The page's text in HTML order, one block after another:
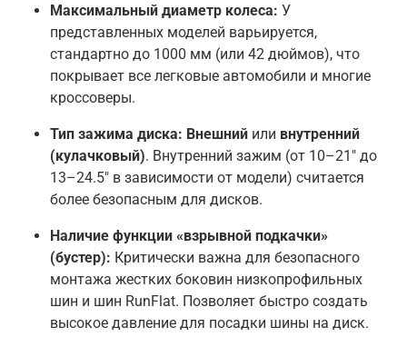
Максимальный диаметр колеса: У
представленных моделей варьируется,
стандартно до 1000 мм (или 42 дюймов), что
покрывает все легковые автомобили и многие
кроссоверы.
Тип зажима диска: Внешний или внутренний
(кулачковый). Внутренний зажим (от 10–21" до
13–24.5" в зависимости от модели) считается
более безопасным для дисков.
Наличие функции «взрывной подкачки»
(бустер): Критически важна для безопасного
монтажа жестких боковин низкопрофильных
шин и шин RunFlat. Позволяет быстро создать
высокое давление для посадки шины на диск.